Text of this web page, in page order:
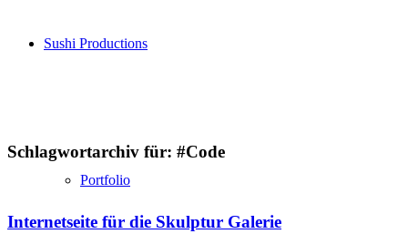
Sushi Productions
Portfolio
Schlagwortarchiv für: #Code
Internetseite für die Skulptur Galerie